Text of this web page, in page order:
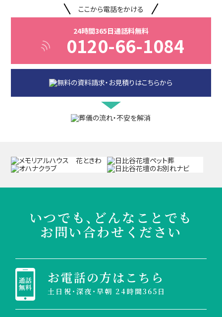
ここから電話をかける
24時間365日通話料無料
0120-66-1084
いつでも、どんなことでも
お問い合わせください
お電話の方はこちら
土日祝・深夜・早朝 24時間365日